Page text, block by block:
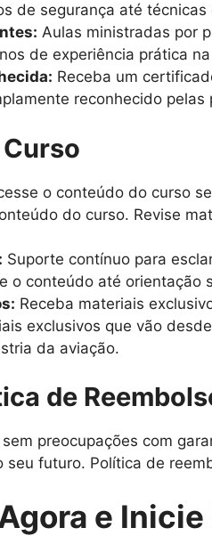
de segurança até
Aulas ministradas por
de experiência prática
Receba um
reconhecido
o conteúdo do curso
do curso. Revise
Suporte contínuo para
o conteúdo até orientação
Receba materiais
exclusivos que vão
da aviação.
de
sem preocupações com
seu futuro. Política de
e